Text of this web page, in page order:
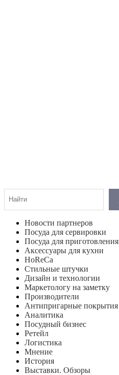
Новости партнеров
Посуда для сервировки
Посуда для приготовления
Аксессуары для кухни
HoReCa
Стильные штучки
Дизайн и технологии
Маркетологу на заметку
Производители
Антипригарные покрытия
Аналитика
Посудный бизнес
Ретейл
Логистика
Мнение
История
Выставки. Обзоры